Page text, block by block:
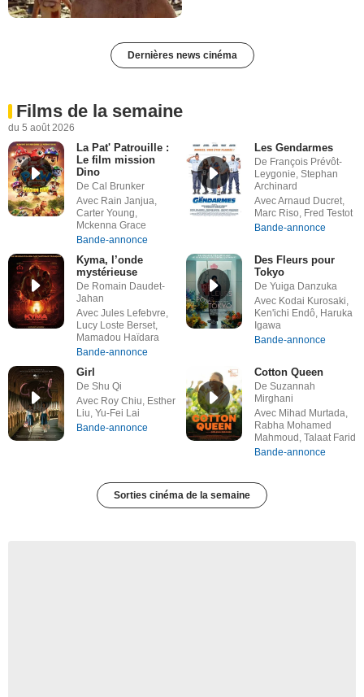
Dernières news cinéma
Films de la semaine
du 5 août 2026
La Pat' Patrouille :
Le film mission
Dino
De Cal Brunker
Avec Rain Janjua,
Carter Young,
Mckenna Grace
Bande-annonce
Les Gendarmes
De François Prévôt-
Leygonie, Stephan
Archinard
Avec Arnaud Ducret,
Marc Riso, Fred Testot
Bande-annonce
Kyma, l’onde
mystérieuse
De Romain Daudet-
Jahan
Avec Jules Lefebvre,
Lucy Loste Berset,
Mamadou Haïdara
Bande-annonce
Des Fleurs pour
Tokyo
De Yuiga Danzuka
Avec Kodai Kurosaki,
Ken'ichi Endô, Haruka
Igawa
Bande-annonce
Girl
De Shu Qi
Avec Roy Chiu, Esther
Liu, Yu-Fei Lai
Bande-annonce
Cotton Queen
De Suzannah
Mirghani
Avec Mihad Murtada,
Rabha Mohamed
Mahmoud, Talaat Farid
Bande-annonce
Sorties cinéma de la semaine